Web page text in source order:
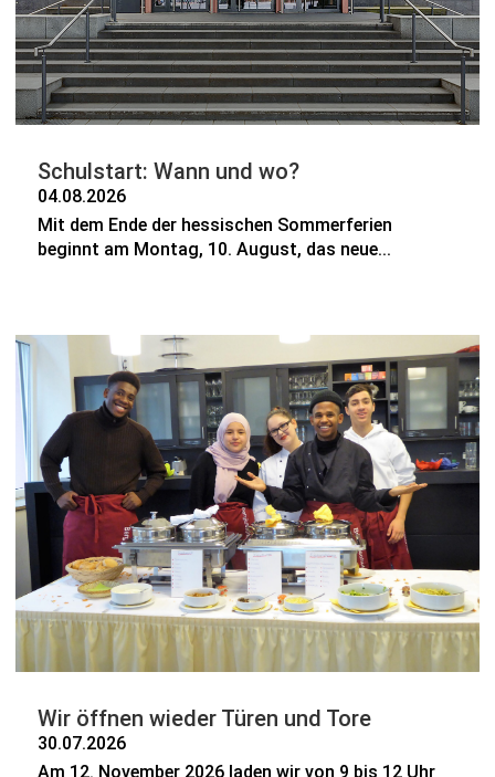
Schulstart: Wann und wo?
04.08.2026
Mit dem Ende der hessischen Sommerferien
beginnt am Montag, 10. August, das neue...
Wir öffnen wieder Türen und Tore
30.07.2026
Am 12. November 2026 laden wir von 9 bis 12 Uhr